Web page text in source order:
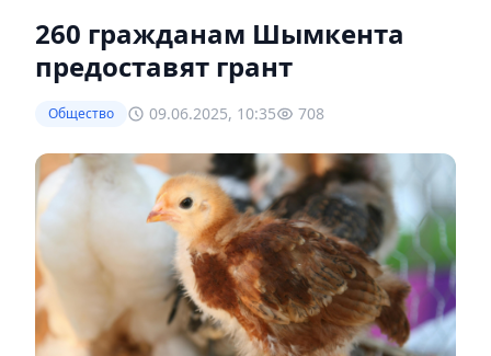
260 гражданам Шымкента
предоставят грант
Общество 09.06.2025, 10:35 708